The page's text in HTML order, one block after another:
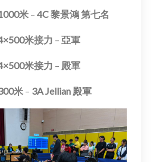
米 – 4C 黎景鴻 第七名
米接力 – 亞軍
米接力 – 殿軍
米 – 3A Jellian 殿軍